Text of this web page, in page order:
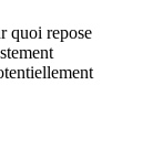
quoi repose